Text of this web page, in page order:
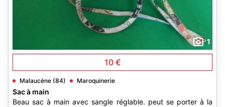
1
10 €
Malaucène (84) Maroquinerie
Sac à main
Beau sac à main avec sangle réglable. peut se porter à la